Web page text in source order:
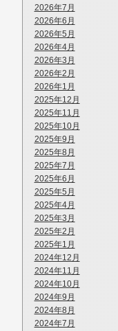
2026年7月
2026年6月
2026年5月
2026年4月
2026年3月
2026年2月
2026年1月
2025年12月
2025年11月
2025年10月
2025年9月
2025年8月
2025年7月
2025年6月
2025年5月
2025年4月
2025年3月
2025年2月
2025年1月
2024年12月
2024年11月
2024年10月
2024年9月
2024年8月
2024年7月